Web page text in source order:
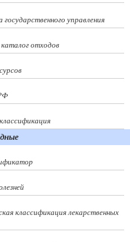
управления
отходов
классификация лекарственных